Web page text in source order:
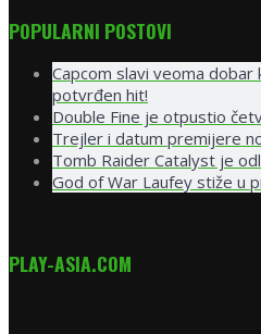
POPULARNI POSTOVI
Capcom slavi veoma
potvrđen hit!
Double Fine je otpustio
Trejler i datum premijere
Tomb Raider Catalyst je
God of War Laufey stiže u
PLAY-ASIA.COM